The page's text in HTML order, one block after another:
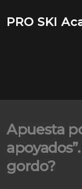
contenido
PRO SKI
Apuesta
gordo?